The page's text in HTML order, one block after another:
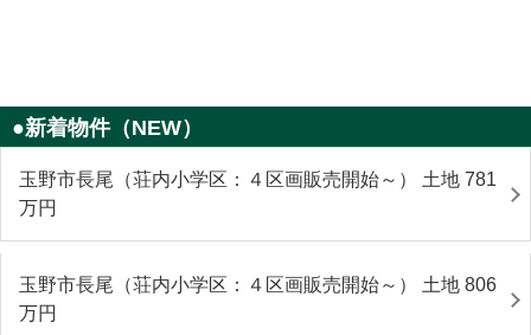
●新着物件（NEW）
玉野市長尾（荘内小学区：４区画販売開始～） 土地 781
万円
玉野市長尾（荘内小学区：４区画販売開始～） 土地 806
万円